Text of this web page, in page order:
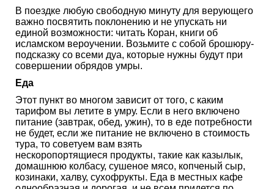
В поездке любую свободную минуту для верующего
важно посвятить поклонению и не упускать ни
единой возможности: читать Коран, книги об
исламском вероучении. Возьмите с собой брошюру-
подсказку со всеми дуа, которые нужны будут при
совершении обрядов умры.
Еда
Этот пункт во многом зависит от того, с каким
тарифом вы летите в умру. Если в него включено
питание (завтрак, обед, ужин), то в еде потребности
не будет, если же питание не включено в стоимость
тура, то советуем вам взять
нескоропортящиеся продукты, такие как казылык,
домашнюю колбасу, сушеное мясо, копченый сыр,
козинаки, халву, сухофрукты. Еда в местных кафе